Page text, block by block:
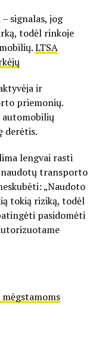
signalas, jog
todėl rinkoje
LTSA
ir
priemonių.
automobilių
derėtis.
lengvai rasti
transporto
„Naudoto
tokią riziką, todėl
pasidomėti